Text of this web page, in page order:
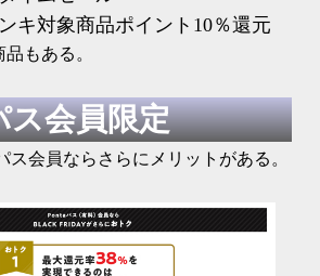
キ対象商品ポイント10％還元
もある。
ス会員限定
ス会員ならさらにメリットがある。